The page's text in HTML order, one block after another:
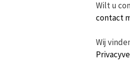
Wilt u
contact
Wij